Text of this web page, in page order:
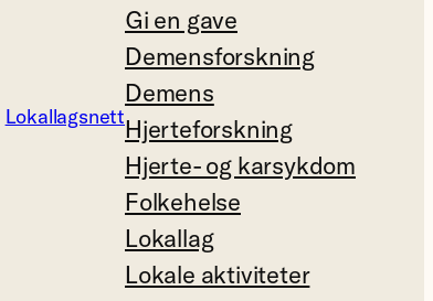
Lokallagsnett
Gi en gave
Demensforskning
Demens
Hjerteforskning
Hjerte- og karsykdom
Folkehelse
Lokallag
Lokale aktiviteter